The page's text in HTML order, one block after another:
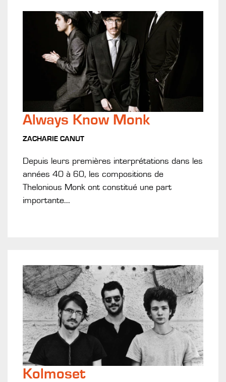
Always Know Monk
ZACHARIE CANUT
Depuis leurs premières interprétations dans les
années 40 à 60, les compositions de
Thelonious Monk ont constitué une part
importante...
Kolmoset